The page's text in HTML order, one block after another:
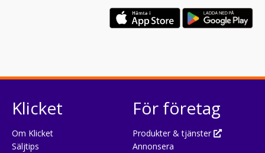
Klicket
Om Klicket
Säljtips
För företag
Produkter & tjänster
Annonsera